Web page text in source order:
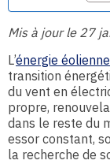
Mis à jour le 27
L’énergie éolienne
transition
du vent en
propre,
dans le reste du
essor constant,
la recherche de